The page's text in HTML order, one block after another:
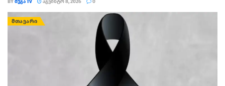
BYᲛᲔᲒᲐ TV ᲐᲒᲕᲘᲡᲢᲝ 8, 2026 0
ᲛᲗᲐᲕᲐᲠᲘ